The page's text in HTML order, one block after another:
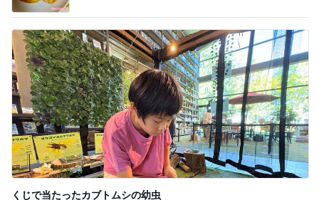
くじで当たったカブトムシの幼虫
Amebaトピックス 1日前
記事を読む
難しくて挫折しそうなフロアタイル
Amebaトピックス 1日前